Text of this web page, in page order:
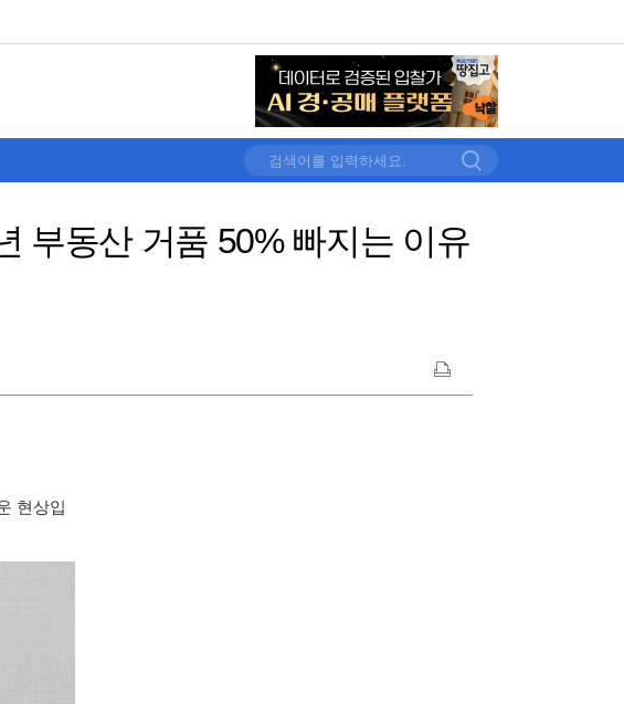
부동산 거품 50% 빠지는 이유
현상입